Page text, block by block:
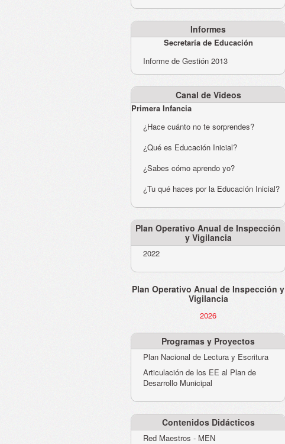
Informes
Secretaría de Educación
Informe de Gestión 2013
Canal de Videos
Primera Infancia
¿Hace cuánto no te sorprendes?
¿Qué es Educación Inicial?
¿Sabes cómo aprendo yo?
¿Tu qué haces por la Educación Inicial?
Plan Operativo Anual de Inspección
y Vigilancia
2022
Plan Operativo Anual de Inspección y
Vigilancia
2026
Programas y Proyectos
Plan Nacional de Lectura y Escritura
Articulación de los EE al Plan de
Desarrollo Municipal
Contenidos Didácticos
Red Maestros - MEN